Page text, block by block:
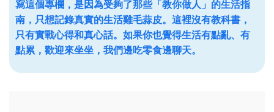
寫這個專欄，是因為受夠了那些「教你做人」的生活指
南，只想記錄真實的生活雞毛蒜皮。這裡沒有教科書，
只有實戰心得和真心話。如果你也覺得生活有點亂、有
點累，歡迎來坐坐，我們邊吃零食邊聊天。